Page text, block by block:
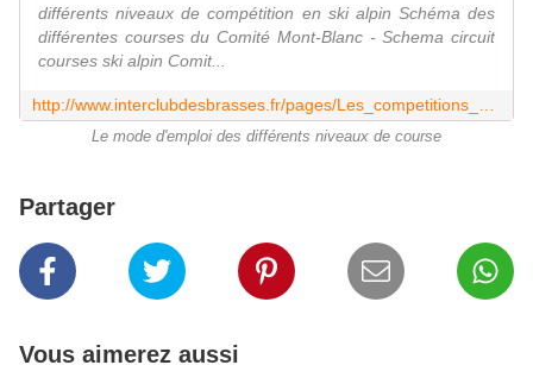
différents niveaux de compétition en ski alpin Schéma des
différentes courses du Comité Mont-Blanc - Schema circuit
courses ski alpin Comit...
Le mode d'emploi des différents niveaux de course
Partager
Vous aimerez aussi